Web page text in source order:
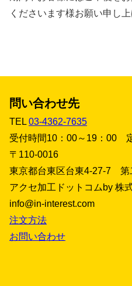
くださいます様お願い申し上
問い合わせ先
TEL 03-4362-7635
受付時間10：00～19：00
〒110-0016
東京都台東区台東4-27-7 第
アクセ加工ドットコムby 株
info@in-interest.com
注文方法
お問い合わせ